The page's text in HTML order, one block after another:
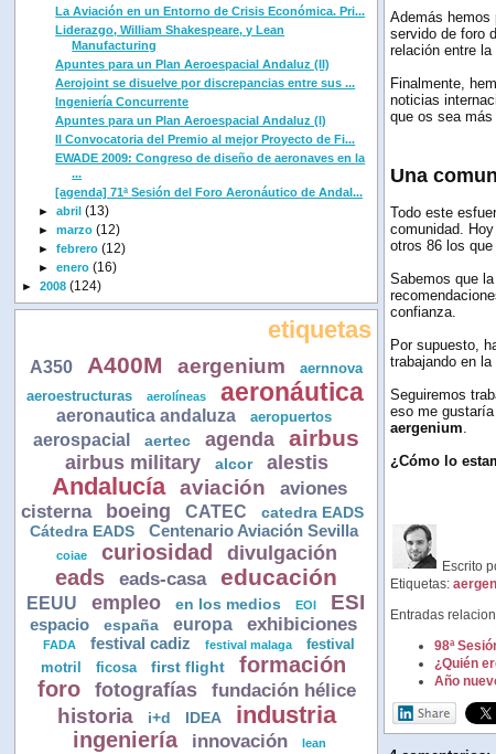
La Aviación en un Entorno de Crisis Económica. Pri...
Liderazgo, William Shakespeare, y Lean
Manufacturing
Apuntes para un Plan Aeroespacial Andaluz (II)
Aerojoint se disuelve por discrepancias entre sus ...
Ingeniería Concurrente
Apuntes para un Plan Aeroespacial Andaluz (I)
II Convocatoria del Premio al mejor Proyecto de Fi...
EWADE 2009: Congreso de diseño de aeronaves en la
...
[agenda] 71ª Sesión del Foro Aeronáutico de Andal...
►abril (13)
►marzo (12)
►febrero (12)
►enero (16)
►2008 (124)
etiquetas
A350 A400M aergenium
aernnova
aeroestructuras
aerolíneas aeronáutica
aeronautica andaluza aeropuertos
aerospacial aertec agenda airbus
airbus military alcor alestis
Andalucía aviación
aviones
cisterna
boeing CATEC
catedra EADS
Cátedra EADS
Centenario Aviación Sevilla
coiae curiosidad divulgación
eads eads-casa educación
EEUU empleo en los medios EOI ESI
espacio españa europa exhibiciones
FADA festival cadiz festival malaga
festival
motril
ficosa first flight
formación
foro
fotografías fundación hélice
historia i+d IDEA industria
ingeniería innovación
lean
Además hemos
servido de foro
relación entre
Finalmente,
noticias
que os sea
Una
Todo este
comunidad.
otros 86 los
Sabemos que
confianza.
Por supuesto,
trabajando en
Seguiremos
eso me
aergenium.
¿Cómo lo
Escrito
Etiquetas:
Entradas
98ª
¿Quién
Año